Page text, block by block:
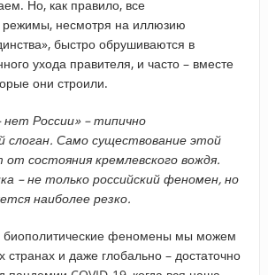
Но, как правило, все
режимы, несмотря на иллюзию
быстро обрушиваются в
ухода правителя, и часто – вместе
они строили.
России» – типично
слоган. Само существование этой
от состояния кремлевского вождя.
– не только российский феномен, но
наиболее резко.
биополитические феномены мы можем
странах и даже глобально – достаточно